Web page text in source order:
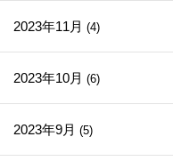
2023年11月 (4)
2023年10月 (6)
2023年9月 (5)